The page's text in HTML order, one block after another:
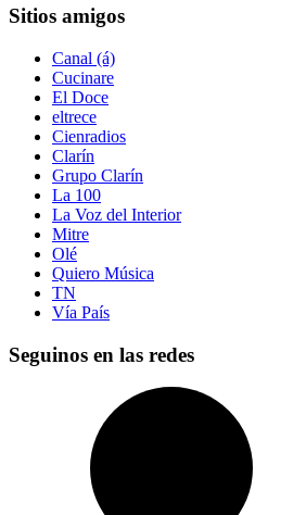
Sitios amigos
Canal (á)
Cucinare
El Doce
eltrece
Cienradios
Clarín
Grupo Clarín
La 100
La Voz del Interior
Mitre
Olé
Quiero Música
TN
Vía País
Seguinos en las redes